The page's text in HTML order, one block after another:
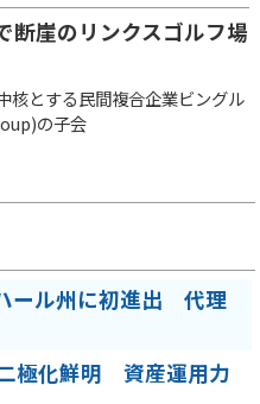
断崖のリンクスゴルフ場
核とする民間複合企業ビングル
の子会
ール州に初進出 代理
極化鮮明 資産運用力